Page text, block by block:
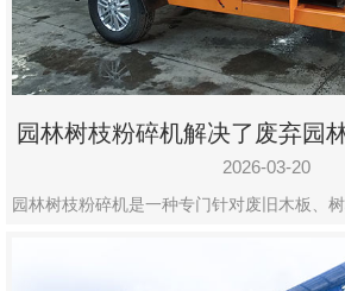
园林树枝粉碎机解决了废弃园
利用
2026-03-20
园林树枝粉碎机是一种专门针对废旧木板、